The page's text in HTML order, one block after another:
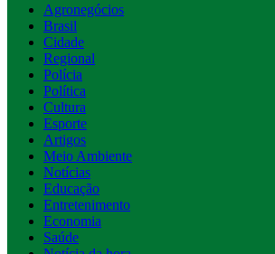
Agronegócios
Brasil
Cidade
Regional
Polícia
Política
Cultura
Esporte
Artigos
Meio Ambiente
Notícias
Educação
Entretenimento
Economia
Saúde